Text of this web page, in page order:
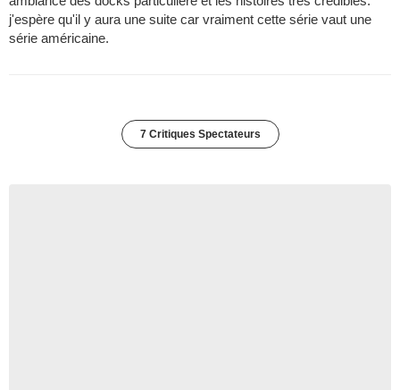
j'espère qu'il y aura une suite car vraiment cette série vaut une
série américaine.
7 Critiques Spectateurs